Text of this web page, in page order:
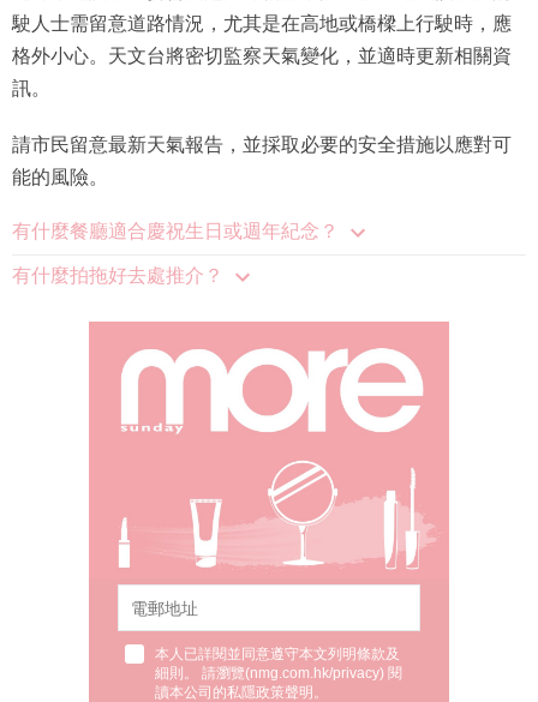
駛人士需留意道路情況，尤其是在高地或橋樑上行駛時，應
格外小心。天文台將密切監察天氣變化，並適時更新相關資
訊。
請市民留意最新天氣報告，並採取必要的安全措施以應對可
能的風險。
有什麼餐廳適合慶祝生日或週年紀念？
有什麼拍拖好去處推介？
本人已詳閱並同意遵守本文列明條款及
細則。 請瀏覽(nmg.com.hk/privacy) 閱
讀本公司的私隱政策聲明。